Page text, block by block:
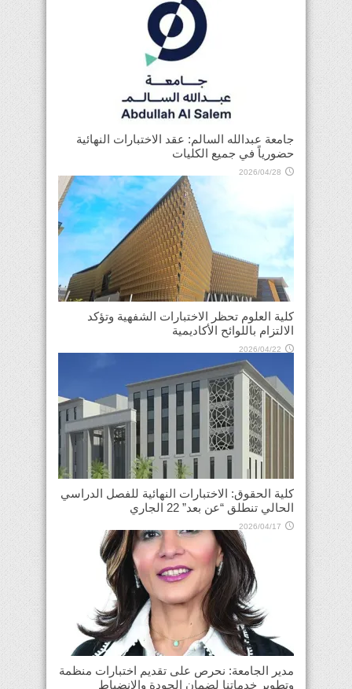
جامعة عبدالله السالم: عقد الاختبارات النهائية
حضورياً في جميع الكليات
2026/04/28
كلية العلوم تحظر الاختبارات الشفهية وتؤكد
الالتزام باللوائح الأكاديمية
2026/04/22
كلية الحقوق: الاختبارات النهائية للفصل الدراسي
الحالي تنطلق “عن بعد” 22 الجاري
2026/04/17
مدير الجامعة: نحرص على تقديم اختبارات منظمة
وتطوير خدماتنا لضمان الجودة والانضباط